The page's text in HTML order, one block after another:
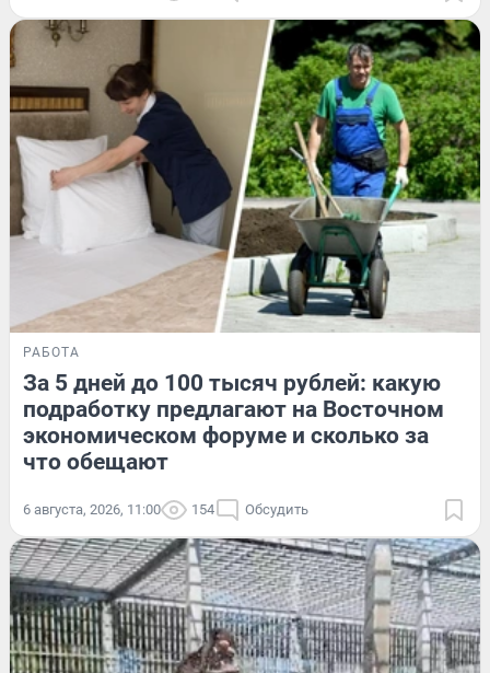
РАБОТА
За 5 дней до 100 тысяч рублей: какую
подработку предлагают на Восточном
экономическом форуме и сколько за
что обещают
6 августа, 2026, 11:00 154 Обсудить